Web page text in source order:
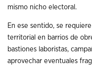
mismo nicho electoral.
En ese sentido, se
territorial en barrios de
bastiones laboristas,
aprovechar eventuales